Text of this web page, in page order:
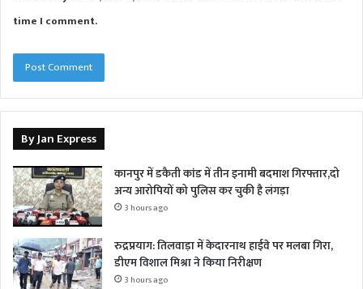
time I comment.
By Jan Express
कानपुर में डकैती कांड में तीन इनामी बदमाश गिरफ्तार,दो
अन्य आरोपियों को पुलिस कर चुकी है लंगड़ा
3 hours ago
रुद्रप्रयाग: तिलवाड़ा में केदारनाथ हाईवे पर मलबा गिरा,
डीएम विशाल मिश्रा ने किया निरीक्षण
3 hours ago